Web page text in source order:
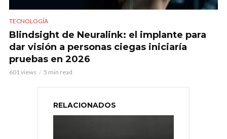
TECNOLOGÍA
Blindsight de Neuralink: el implante para
dar visión a personas ciegas iniciaría
pruebas en 2026
601 views 5 min read
RELACIONADOS